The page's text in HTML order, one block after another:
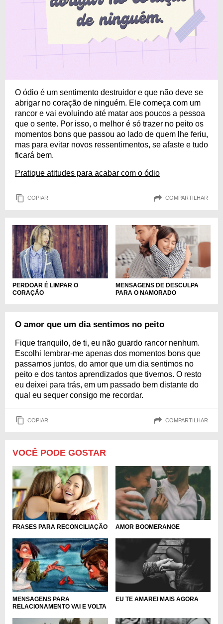
O ódio é um sentimento destruidor e que não deve se
abrigar no coração de ninguém. Ele começa com um
rancor e vai evoluindo até matar aos poucos a pessoa
que o sente. Por isso, o melhor é só trazer no peito os
momentos bons que passou ao lado de quem lhe feriu,
mas para evitar novos ressentimentos, se afaste e tudo
ficará bem.
Pratique atitudes para acabar com o ódio
COPIAR COMPARTILHAR
PERDOAR É LIMPAR O
CORAÇÃO
MENSAGENS DE DESCULPA
PARA O NAMORADO
O amor que um dia sentimos no peito
Fique tranquilo, de ti, eu não guardo rancor nenhum.
Escolhi lembrar-me apenas dos momentos bons que
passamos juntos, do amor que um dia sentimos no
peito e dos tantos aprendizados que tivemos. O resto
eu deixei para trás, em um passado bem distante do
qual eu sequer consigo me recordar.
COPIAR COMPARTILHAR
VOCÊ PODE GOSTAR
FRASES PARA RECONCILIAÇÃO AMOR BOOMERANGE
MENSAGENS PARA
RELACIONAMENTO VAI E VOLTA
EU TE AMAREI MAIS AGORA